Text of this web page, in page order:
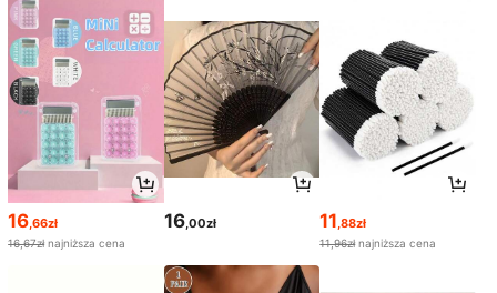
16,66zł
16,67zł najniższa cena
16,00zł 11,88zł
11,96zł najniższa cena